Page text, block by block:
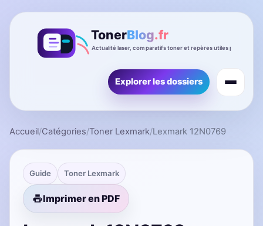
Explorer les dossiers
Accueil/Catégories/Toner Lexmark/Lexmark 12N0769
Guide Toner Lexmark
Imprimer en PDF